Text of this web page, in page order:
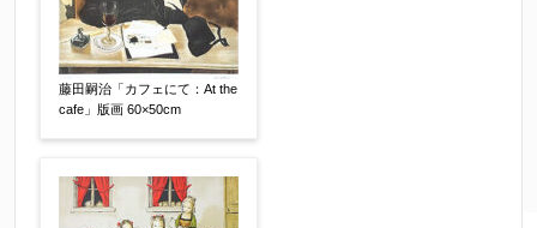
↓郵便番号を入力すると住所の最初が自動入力さ
れます。番地以下は任意でも結構です。
藤田嗣治「カフェにて：At the
cafe」版画 60×50cm